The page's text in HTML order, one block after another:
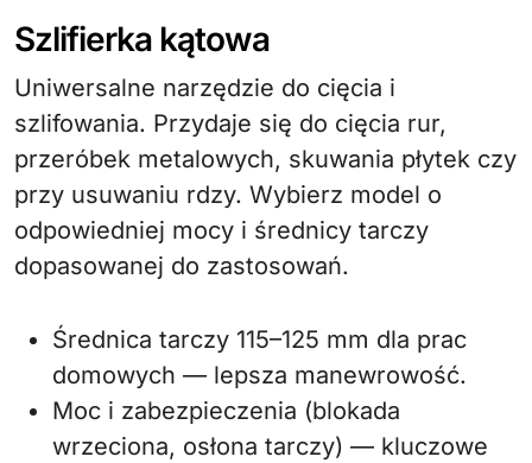
Szlifierka kątowa
Uniwersalne narzędzie do cięcia i
szlifowania. Przydaje się do cięcia rur,
przeróbek metalowych, skuwania płytek czy
przy usuwaniu rdzy. Wybierz model o
odpowiedniej mocy i średnicy tarczy
dopasowanej do zastosowań.
Średnica tarczy 115–125 mm dla prac
domowych — lepsza manewrowość.
Moc i zabezpieczenia (blokada
wrzeciona, osłona tarczy) — kluczowe